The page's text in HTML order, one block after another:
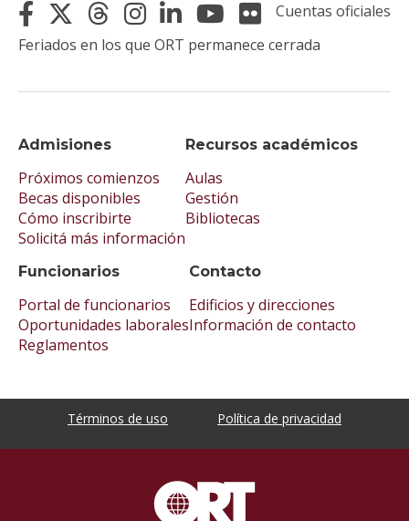
Admisiones
Próximos comienzos
Becas disponibles
Cómo inscribirte
Solicitá más información
Recursos académicos
Aulas
Gestión
Bibliotecas
Funcionarios
Portal de funcionarios
Oportunidades laborales
Reglamentos
Contacto
Edificios y direcciones
Información de contacto
Cuentas oficiales
Feriados en los que ORT permanece cerrada
Términos de uso Política de privacidad